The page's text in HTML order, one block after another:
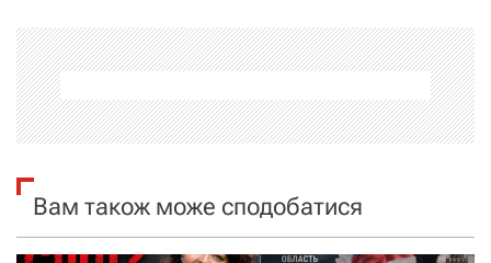
а
ц
і
я
з
Вам також може сподобатися